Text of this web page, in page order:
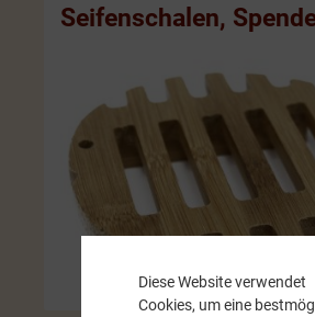
Diese Website verwendet
Cookies, um eine